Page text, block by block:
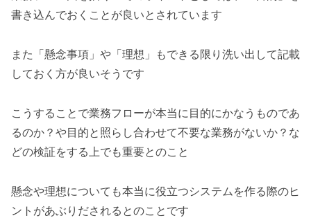
書き込んでおくことが良いとされています
また「懸念事項」や「理想」もできる限り洗い出して記載
しておく方が良いそうです
こうすることで業務フローが本当に目的にかなうものであ
るのか？や目的と照らし合わせて不要な業務がないか？な
どの検証をする上でも重要とのこと
懸念や理想についても本当に役立つシステムを作る際のヒ
ントがあぶりだされるとのことです